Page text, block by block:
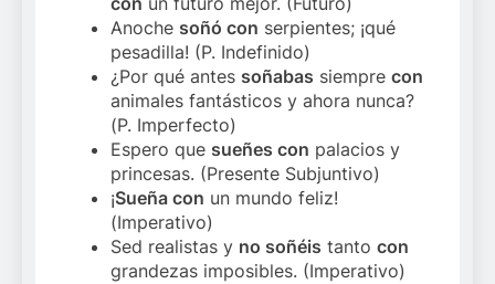
Anoche soñó con serpientes; ¡qué
pesadilla! (P. Indefinido)
¿Por qué antes soñabas siempre con
animales fantásticos y ahora nunca?
(P. Imperfecto)
Espero que sueñes con palacios y
princesas. (Presente Subjuntivo)
¡Sueña con un mundo feliz!
(Imperativo)
Sed realistas y no soñéis tanto con
grandezas imposibles. (Imperativo)